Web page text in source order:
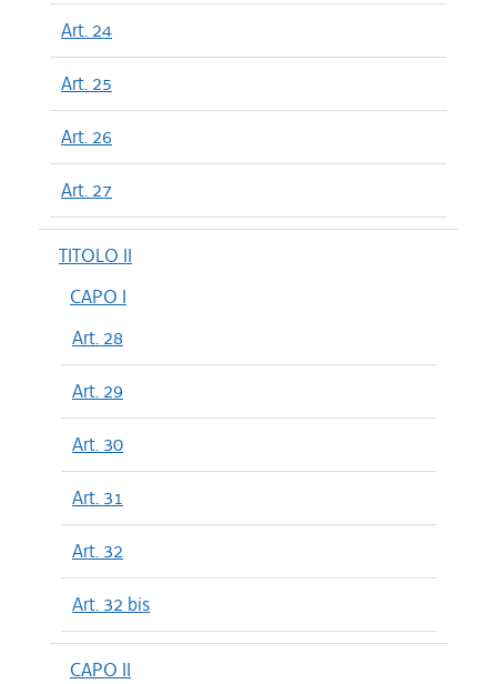
Art. 24
Art. 25
Art. 26
Art. 27
TITOLO II
CAPO I
Art. 28
Art. 29
Art. 30
Art. 31
Art. 32
Art. 32 bis
CAPO II